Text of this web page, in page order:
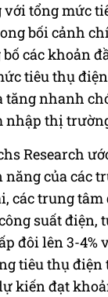
tổng mức
bối cảnh
các khoản
tiêu thụ
tăng nhanh
nhập thị
Research
năng của các
các trung
suất điện,
đôi lên 3-4%
tiêu thụ
kiến đạt